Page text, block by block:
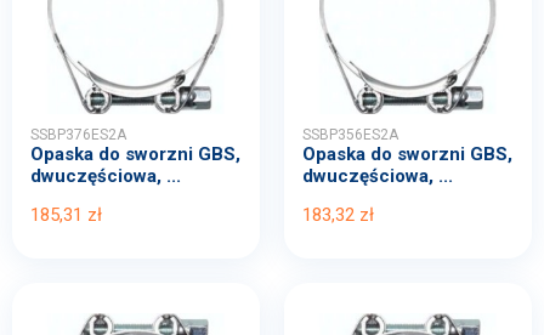
SSBP376ES2A
Opaska do sworzni GBS,
dwuczęściowa, ...
185,31 zł
SSBP356ES2A
Opaska do sworzni GBS,
dwuczęściowa, ...
183,32 zł